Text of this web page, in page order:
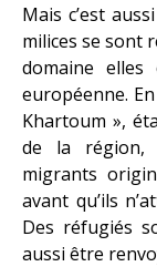
Mais c’est
milices se sont
domaine elles
européenne.
Khartoum »,
de la région,
migrants
avant qu’ils
Des réfugiés
aussi être